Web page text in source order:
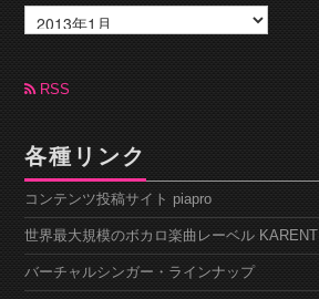
ー
カ
ブ RSS
各種リンク
コンテンツ投稿サイト piapro
世界最大規模のボカロ楽曲レーベル KARENT
バーチャルシンガー・ラインナップ